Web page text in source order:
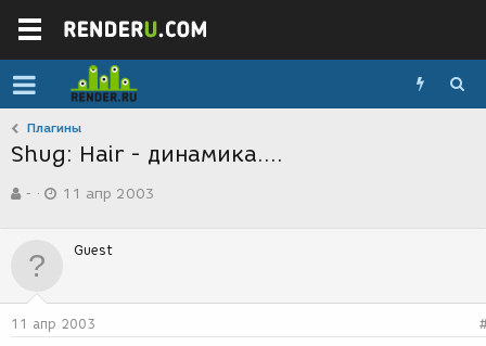
Плагины
Shug: Hair - динамика....
в
р
м
-
а
д
11 апр 2003
Guest
11 апр 2003